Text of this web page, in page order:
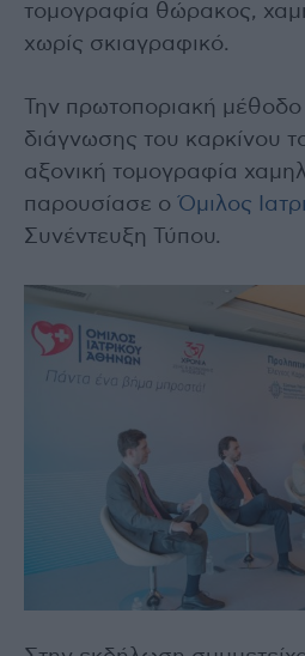
τομογραφία θώρακος,
χωρίς σκιαγραφικό.
Την πρωτοποριακή μέθοδο
διάγνωσης του καρκίνου
αξονική τομογραφία
παρουσίασε ο Όμιλος
Συνέντευξη Τύπου.